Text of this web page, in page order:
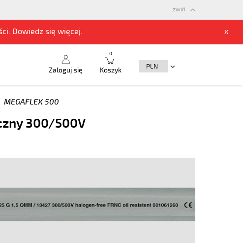
Dowiedz się więcej. x
zwiń
Zaloguj się Koszyk
0
MEGAFLEX 500
300/500V